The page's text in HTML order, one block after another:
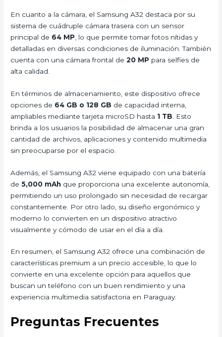
En cuanto a la cámara, el Samsung A32 destaca por su
sistema de cuádruple cámara trasera con un sensor
principal de 64 MP , lo que permite tomar fotos nítidas y
detalladas en diversas condiciones de iluminación. También
cuenta con una cámara frontal de20 MP para selfies de
alta calidad.
En términos de almacenamiento, este dispositivo ofrece
opciones de 64 GB o 128 GB de capacidad interna,
ampliables mediante tarjeta microSD hasta 1 TB . Esto
brinda a los usuarios la posibilidad de almacenar una gran
cantidad de archivos, aplicaciones y contenido multimedia
sin preocuparse por el espacio.
Además, el Samsung A32 viene equipado con una batería
de5,000 mAh que proporciona una excelente autonomía,
permitiendo un uso prolongado sin necesidad de recargar
constantemente. Por otro lado, su diseño ergonómico y
moderno lo convierten en un dispositivo atractivo
visualmente y cómodo de usar en el día a día.
En resumen, el Samsung A32 ofrece una combinación de
características premium a un precio accesible, lo que lo
convierte en una excelente opción para aquellos que
buscan un teléfono con un buen rendimiento y una
experiencia multimedia satisfactoria en Paraguay.
Preguntas Frecuentes